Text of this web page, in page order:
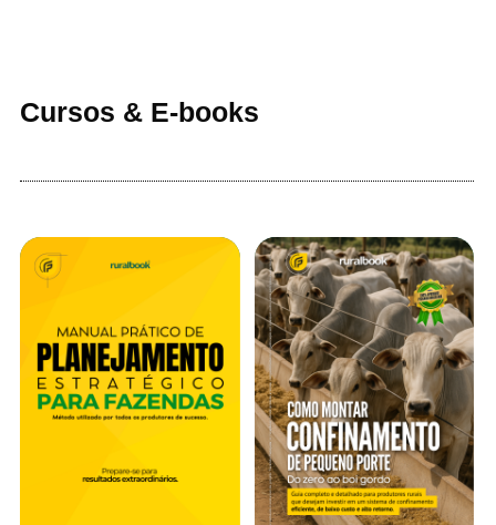
Cursos & E-books